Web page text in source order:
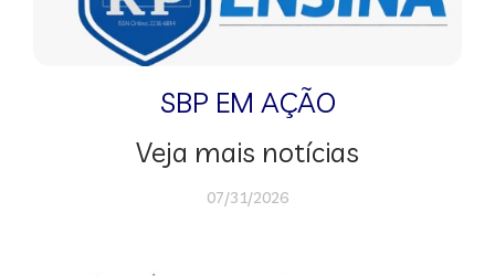
SBP EM AÇÃO
Veja mais notícias
07/31/2026